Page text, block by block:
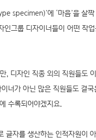
specimen)’에 ‘마음’을 살짝
인그룹 디자이너들이 어떤 작
, 디자인 직종 외의 직원들도
너가 아닌 많은 직원들도 결
수록되어야겠지요.
자를 생산하는 인적자원이